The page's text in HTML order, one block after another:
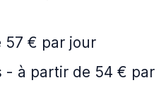
57 € par jour
- à partir de 54 € par